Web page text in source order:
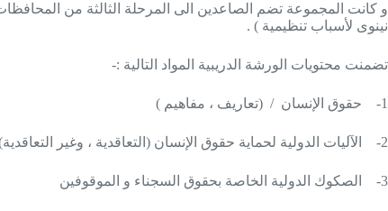
و كانت المجموعة تضم الصاعدين الى المرحلة الثالثة من
نينوى لأسباب تنظيمية ) .
تضمنت محتويات الورشة الدريبية المواد التالية :-
1- حقوق الإنسان / (تعاريف ، مفاهيم )
2- الآليات الدولية لحماية حقوق الإنسان (التعاقدية ، وغير
3- الصكوك الدولية الخاصة بحقوق السجناء و الموقوفين